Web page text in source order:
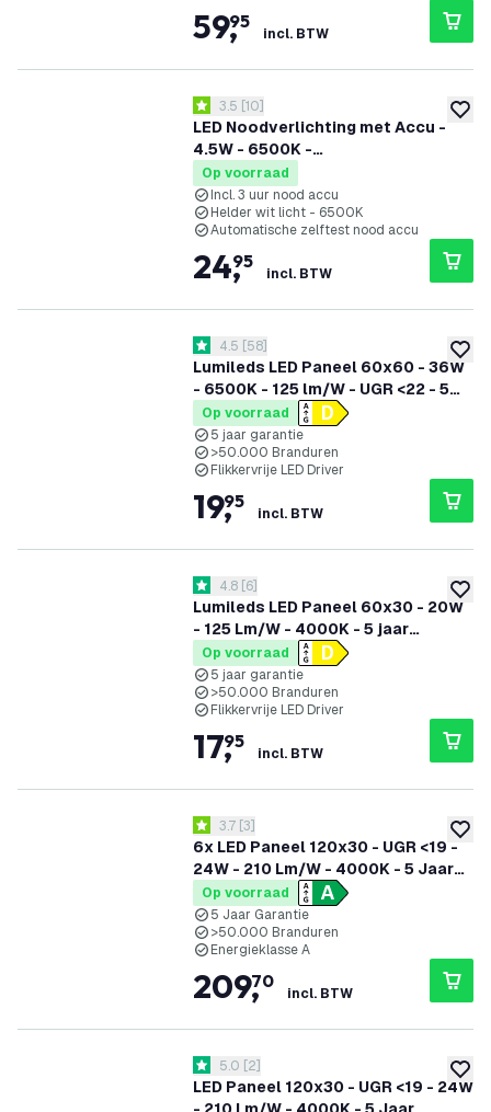
59,
95
incl. BTW
LED Noodverlichting met Accu -
4.5W - 6500K -
Plafondmontage/Wandmontage
reviews drawer openen
3.5 score sterren
3.5 [10]
Op voorraad
Incl. 3 uur nood accu
Helder wit licht - 6500K
Automatische zelftest nood accu
24,
95
incl. BTW
Lumileds LED Paneel 60x60 - 36W
- 6500K - 125 lm/W - UGR <22 - 5
Jaar Garantie
reviews drawer openen
4.5 score sterren
4.5 [58]
Op voorraad
5 jaar garantie
>50.000 Branduren
Flikkervrije LED Driver
19,
95
incl. BTW
Lumileds LED Paneel 60x30 - 20W
- 125 Lm/W - 4000K - 5 jaar
garantie
reviews drawer openen
4.8 score sterren
4.8 [6]
Op voorraad
5 jaar garantie
>50.000 Branduren
Flikkervrije LED Driver
17,
95
incl. BTW
6x LED Paneel 120x30 - UGR <19 -
24W - 210 Lm/W - 4000K - 5 Jaar
Garantie - Energieklasse A
reviews drawer openen
3.7 score sterren
3.7 [3]
Op voorraad
5 Jaar Garantie
>50.000 Branduren
Energieklasse A
209,
70
incl. BTW
LED Paneel 120x30 - UGR <19 - 24W
reviews drawer openen
5 score sterren
5.0 [2]